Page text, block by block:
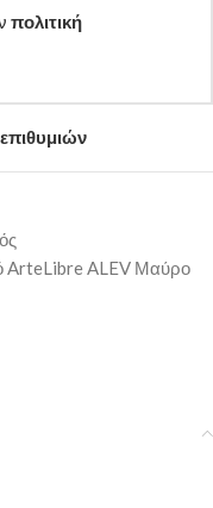
πολιτική
ArteLibre ALEV Μαύρο